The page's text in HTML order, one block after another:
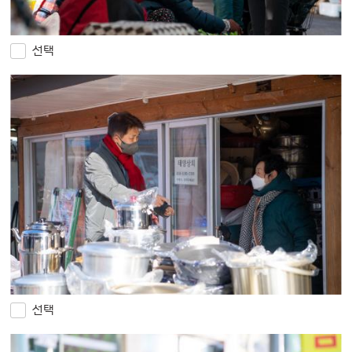
선택
선택